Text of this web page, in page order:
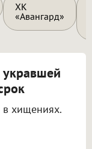
ХК
«Авангард»
хищениях.